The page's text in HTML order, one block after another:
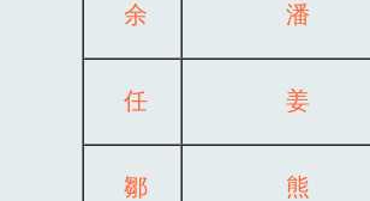
余 潘
任 姜
鄒 熊